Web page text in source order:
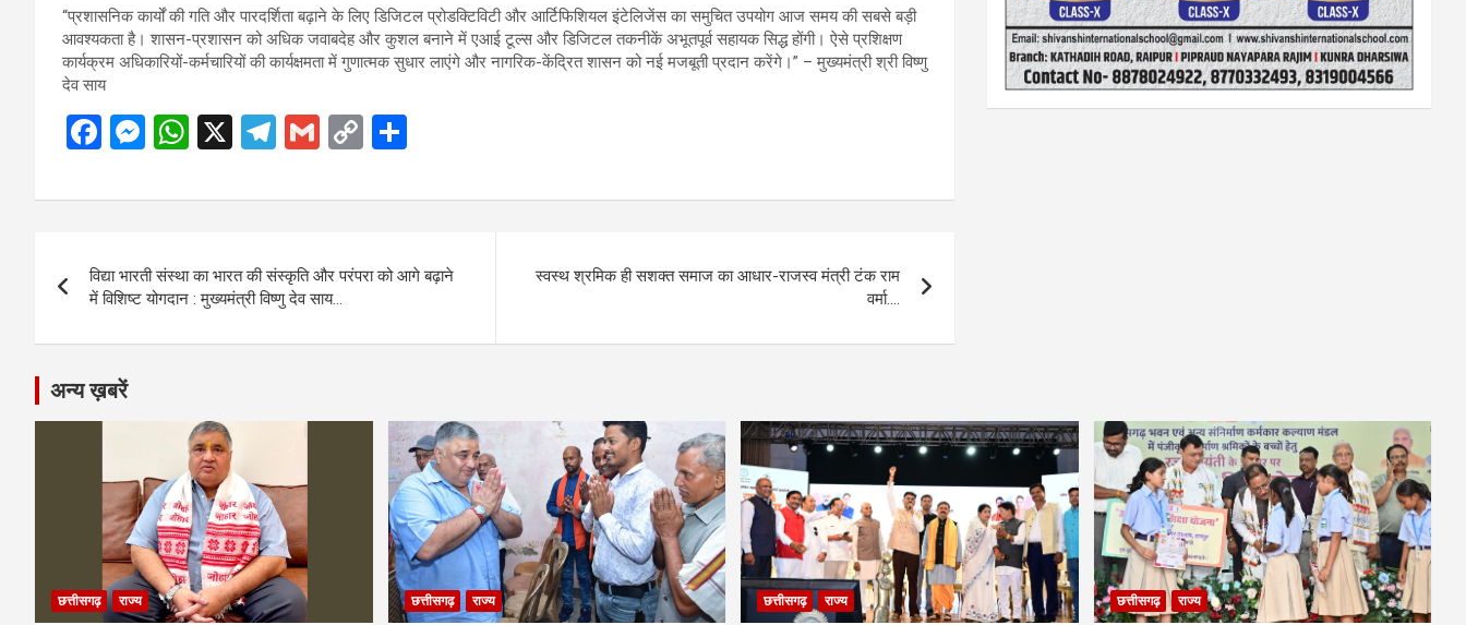
“प्रशासनिक कार्यों की गति और पारदर्शिता बढ़ाने के लिए डिजिटल प्रोडक्टिविटी और आर्टिफिशियल इंटेलिजेंस का समुचित उपयोग आज समय की सबसे बड़ी
आवश्यकता है। शासन-प्रशासन को अधिक जवाबदेह और कुशल बनाने में एआई टूल्स और डिजिटल तकनीकें अभूतपूर्व सहायक सिद्ध होंगी। ऐसे प्रशिक्षण
कार्यक्रम अधिकारियों-कर्मचारियों की कार्यक्षमता में गुणात्मक सुधार लाएंगे और नागरिक-केंद्रित शासन को नई मजबूती प्रदान करेंगे।” – मुख्यमंत्री श्री विष्णु
देव साय
F
ce
o
o
k
M
se
g
er
W
at
A
p
p
X
T
e
a
m
G
ail
C
py
n
ar
navigation
विद्या भारती संस्था का भारत की संस्कृति और परंपरा को आगे बढ़ाने
में विशिष्ट योगदान : मुख्यमंत्री विष्णु देव साय…
स्वस्थ श्रमिक ही सशक्त समाज का आधार-राजस्व मंत्री टंक राम
वर्मा….
अन्य ख़बरें
छत्तीसगढ़ राज्य छत्तीसगढ़ राज्य छत्तीसगढ़ राज्य छत्तीसगढ़ राज्य